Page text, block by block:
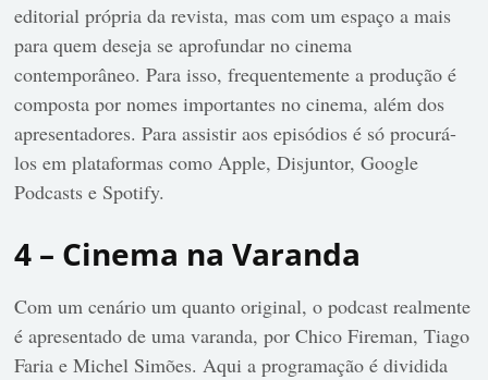
editorial própria da revista, mas com um espaço a mais
para quem deseja se aprofundar no cinema
contemporâneo. Para isso, frequentemente a produção é
composta por nomes importantes no cinema, além dos
apresentadores. Para assistir aos episódios é só procurá-
los em plataformas como Apple, Disjuntor, Google
Podcasts e Spotify.
4 – Cinema na Varanda
Com um cenário um quanto original, o podcast realmente
é apresentado de uma varanda, por Chico Fireman, Tiago
Faria e Michel Simões. Aqui a programação é dividida